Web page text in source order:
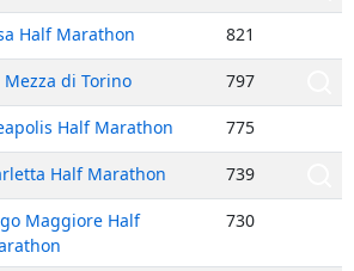
Half Marathon 821
Mezza di Torino 797
Half Marathon 775
Half Marathon 739
Maggiore Half
730